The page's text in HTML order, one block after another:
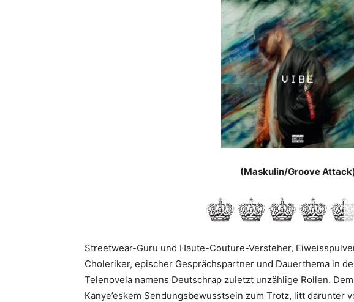
(Maskulin/Groove
Streetwear-Guru und Haute-Couture-Versteher,
Choleriker, epischer Gesprächspartner und Dauerthema in
Telenovela namens Deutschrap zuletzt unzählige Rollen.
Kanye’eskem Sendungsbewusstsein zum Trotz, litt darunter